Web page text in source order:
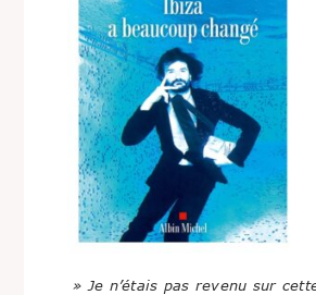
» Je n’étais pas revenu sur